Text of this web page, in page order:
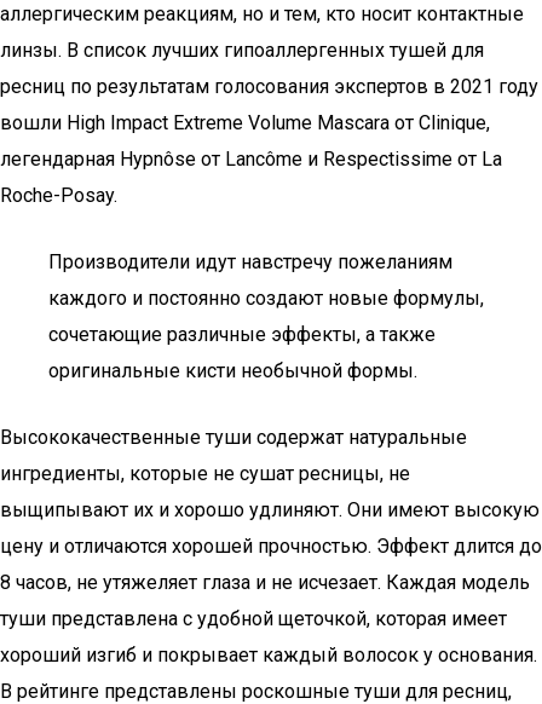
аллергическим реакциям, но и тем, кто носит контактные
линзы. В список лучших гипоаллергенных тушей для
ресниц по результатам голосования экспертов в 2021 году
вошли High Impact Extreme Volume Mascara от Clinique,
легендарная Hypnôse от Lancôme и Respectissime от La
Roche-Posay.
Производители идут навстречу пожеланиям
каждого и постоянно создают новые формулы,
сочетающие различные эффекты, а также
оригинальные кисти необычной формы.
Высококачественные туши содержат натуральные
ингредиенты, которые не сушат ресницы, не
выщипывают их и хорошо удлиняют. Они имеют высокую
цену и отличаются хорошей прочностью. Эффект длится до
8 часов, не утяжеляет глаза и не исчезает. Каждая модель
туши представлена с удобной щеточкой, которая имеет
хороший изгиб и покрывает каждый волосок у основания.
В рейтинге представлены роскошные туши для ресниц,